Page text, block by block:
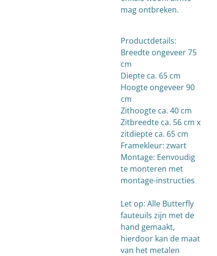
mag ontbreken.
Productdetails:
Breedte ongeveer 75
cm
Diepte ca. 65 cm
Hoogte ongeveer 90
cm
Zithoogte ca. 40 cm
Zitbreedte ca. 56 cm x
zitdiepte ca. 65 cm
Framekleur: zwart
Montage: Eenvoudig
te monteren met
montage-instructies
Let op: Alle Butterfly
fauteuils zijn met de
hand gemaakt,
hierdoor kan de maat
van het metalen